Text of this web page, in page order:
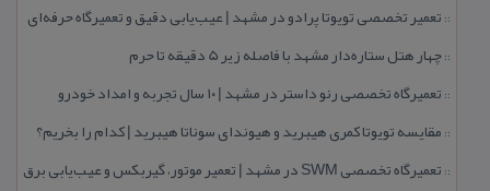
:: تعمیر تخصصی تویوتا پرادو در مشهد | عیب‌یابی دقیق و تعمیرگاه حرفه‌ای
::چهار هتل‌ ستاره‌دار مشهد با فاصله زیر 5 دقیقه تا حرم
:: تعمیرگاه تخصصی رنو داستر در مشهد | ۱۰ سال تجربه و امداد خودرو
:: مقایسه تویوتا كمری هیبرید و هیوندای سوناتا هیبرید | كدام را بخریم؟
:: تعمیرگاه تخصصی SWM در مشهد | تعمیر موتور، گیربكس و عیب‌یابی برق